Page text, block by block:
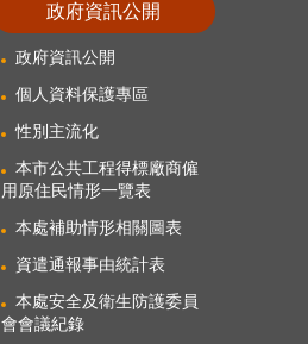
政府資訊公開
政府資訊公開
個人資料保護專區
性別主流化
本市公共工程得標廠商僱
用原住民情形一覽表
本處補助情形相關圖表
資遣通報事由統計表
本處安全及衛生防護委員
會會議紀錄